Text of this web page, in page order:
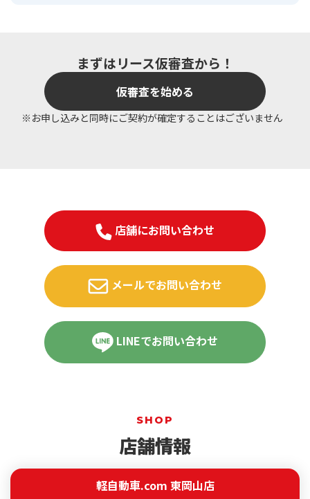
まずはリース仮審査から！
仮審査を始める
※お申し込みと同時にご契約が確定することはございません
店舗にお問い合わせ
メールでお問い合わせ
LINEでお問い合わせ
SHOP
店舗情報
軽自動車.com 東岡山店